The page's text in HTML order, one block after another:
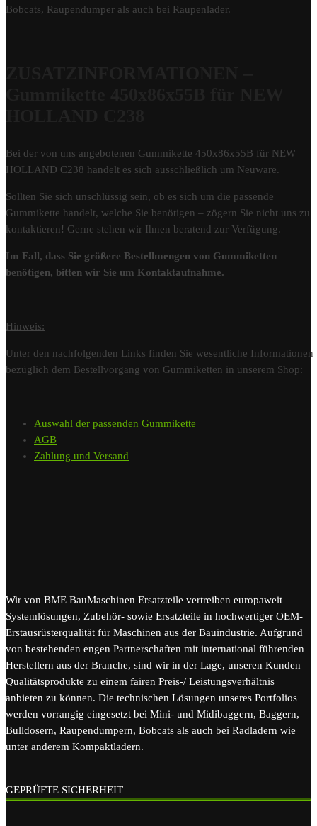
Bobcats, Raupendumper als auch bei Raupenlader.
Bei der von uns angebotenen Gummikette 450x86x55B für NEW
HOLLAND C238 handelt es sich ausschließlich um Neuware.
Sollten Sie sich unschlüssig sein, ob es sich um die passende
Gummikette handelt, welche Sie benötigen – zögern Sie nicht uns zu
kontaktieren! Gerne stehen wir Ihnen beratend zur Verfügung.
Im Fall, dass Sie größere Bestellmengen von Gummiketten
benötigen, bitten wir Sie um Kontaktaufnahme.
Hinweis:
Unter den nachfolgenden Links finden Sie wesentliche Informationen
bezüglich dem Bestellvorgang von Gummiketten in unserem Shop:
Auswahl der passenden Gummikette
AGB
Zahlung und Versand
Wir von BME BauMaschinen Ersatzteile vertreiben europaweit
Systemlösungen, Zubehör- sowie Ersatzteile in hochwertiger OEM-
Erstausrüsterqualität für Maschinen aus der Bauindustrie. Aufgrund
von bestehenden engen Partnerschaften mit international führenden
Herstellern aus der Branche, sind wir in der Lage, unseren Kunden
Qualitätsprodukte zu einem fairen Preis-/ Leistungsverhältnis
anbieten zu können. Die technischen Lösungen unseres Portfolios
werden vorrangig eingesetzt bei Mini- und Midibaggern, Baggern,
Bulldosern, Raupendumpern, Bobcats als auch bei Radladern wie
unter anderem Kompaktladern.
GEPRÜFTE SICHERHEIT